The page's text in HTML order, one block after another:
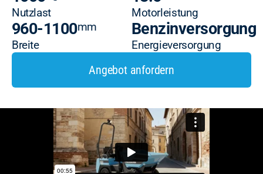
Nutzlast
Motorleistung
960-1100mm
Breite
Benzinversorgung
Energieversorgung
Angebot anfordern